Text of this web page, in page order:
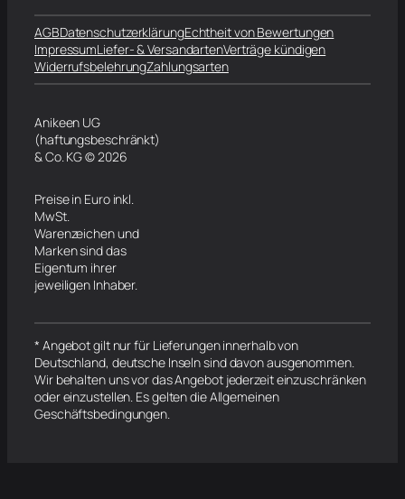
AGBDatenschutzerklärungEchtheit von Bewertungen
ImpressumLiefer- & VersandartenVerträge kündigen
WiderrufsbelehrungZahlungsarten
Anikeen UG
(haftungsbeschränkt)
& Co. KG © 2026
Preise in Euro inkl.
MwSt.
Warenzeichen und
Marken sind das
Eigentum ihrer
jeweiligen Inhaber.
* Angebot gilt nur für Lieferungen innerhalb von
Deutschland, deutsche Inseln sind davon ausgenommen.
Wir behalten uns vor das Angebot jederzeit einzuschränken
oder einzustellen. Es gelten die Allgemeinen
Geschäftsbedingungen.